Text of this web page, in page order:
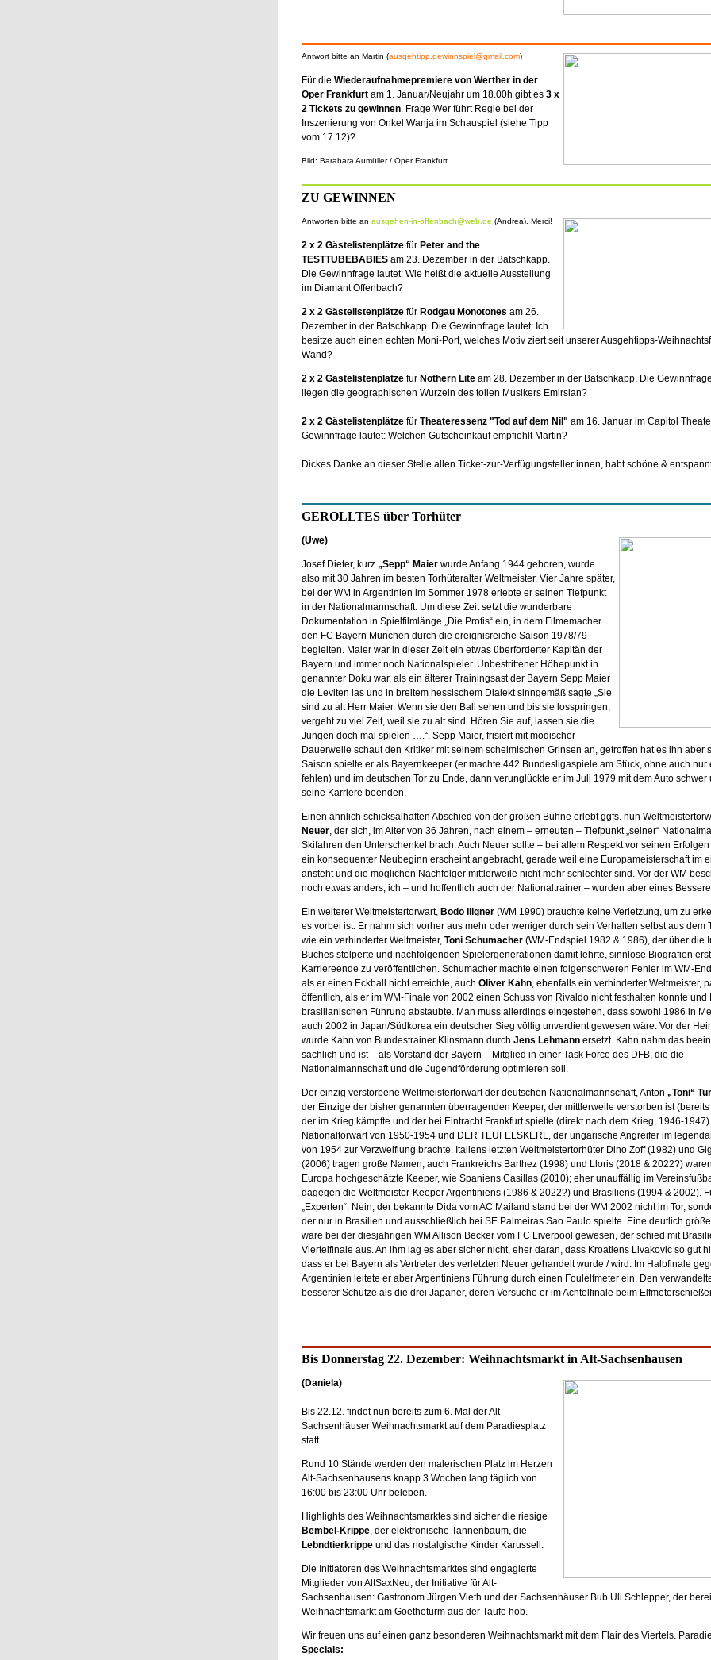
Antwort bitte an Martin (ausgehtipp.gewinnspiel@gmail.com)
Für die Wiederaufnahmepremiere von Werther in der
Oper Frankfurtam 1. Januar/Neujahr um 18.00h gibt es 3 x
2 Tickets zu gewinnen. Frage:Wer führt Regie bei der
Inszenierung von Onkel Wanja im Schauspiel (siehe Tipp
vom 17.12)?
Bild: Barabara Aumüller / Oper Frankfurt
ZU GEWINNEN
Antworten bitte an ausgehen-in-offenbach@web.de (Andrea). Merci!
2 x 2 Gästelistenplätzefür Peter and the
TESTTUBEBABIES am 23. Dezember in der Batschkapp.
Die Gewinnfrage lautet: Wie heißt die aktuelle Ausstellung
im Diamant Offenbach?
2 x 2 Gästelistenplätzefür Rodgau Monotones am 26.
Dezember in der Batschkapp. Die Gewinnfrage lautet: Ich
besitze auch einen echten Moni-Port, welches Motiv ziert seit unserer Ausgehtipps-
Wand?
2 x 2 Gästelistenplätzefür Nothern Lite am 28. Dezember in der Batschkapp. Die
liegen die geographischen Wurzeln des tollen Musikers Emirsian?
2 x 2 Gästelistenplätzefür Theateressenz "Tod auf dem Nil" am 16. Januar im Capitol
Gewinnfrage lautet: Welchen Gutscheinkauf empfiehlt Martin?
Dickes Danke an dieser Stelle allen Ticket-zur-Verfügungsteller:innen, habt schöne &
GEROLLTES über Torhüter
(Uwe)
Josef Dieter, kurz„Sepp“ Maier wurde Anfang 1944 geboren, wurde
also mit 30 Jahren im besten Torhüteralter Weltmeister. Vier Jahre später,
bei der WM in Argentinien im Sommer 1978 erlebte er seinen Tiefpunkt
in der Nationalmannschaft. Um diese Zeit setzt die wunderbare
Dokumentation in Spielfilmlänge „Die Profis“ ein, in dem Filmemacher
den FC Bayern München durch die ereignisreiche Saison 1978/79
begleiten. Maier war in dieser Zeit ein etwas überforderter Kapitän der
Bayern und immer noch Nationalspieler. Unbestrittener Höhepunkt in
genannter Doku war, als ein älterer Trainingsast der Bayern Sepp Maier
die Leviten las und in breitem hessischem Dialekt sinngemäß sagte „Sie
sind zu alt Herr Maier. Wenn sie den Ball sehen und bis sie losspringen,
vergeht zu viel Zeit, weil sie zu alt sind. Hören Sie auf, lassen sie die
Jungen doch mal spielen ….“. Sepp Maier, frisiert mit modischer
Dauerwelle schaut den Kritiker mit seinem schelmischen Grinsen an, getroffen hat es ihn aber
Saison spielte er als Bayernkeeper (er machte 442 Bundesligaspiele am Stück, ohne auch nur
fehlen) und im deutschen Tor zu Ende, dann verunglückte er im Juli 1979 mit dem Auto schwer
seine Karriere beenden.
Einen ähnlich schicksalhaften Abschied von der großen Bühne erlebt ggfs. nun
Neuer, der sich, im Alter von 36 Jahren, nach einem – erneuten – Tiefpunkt „seiner“
Skifahren den Unterschenkel brach. Auch Neuer sollte – bei allem Respekt vor seinen
ein konsequenter Neubeginn erscheint angebracht, gerade weil eine Europameisterschaft im
ansteht und die möglichen Nachfolger mittlerweile nicht mehr schlechter sind. Vor der WM
noch etwas anders, ich – und hoffentlich auch der Nationaltrainer – wurden aber eines
Ein weiterer Weltmeistertorwart, Bodo Illgner(WM 1990) brauchte keine Verletzung, um zu
es vorbei ist. Er nahm sich vorher aus mehr oder weniger durch sein Verhalten selbst aus dem
wie ein verhinderter Weltmeister, Toni Schumacher(WM-Endspiel 1982 & 1986), der über die
Buches stolperte und nachfolgenden Spielergenerationen damit lehrte, sinnlose Biografien
Karriereende zu veröffentlichen. Schumacher machte einen folgenschweren Fehler im WM-
als er einen Eckball nicht erreichte, auch Oliver Kahn, ebenfalls ein verhinderter Weltmeister,
öffentlich, als er im WM-Finale von 2002 einen Schuss von Rivaldo nicht festhalten konnte und
brasilianischen Führung abstaubte. Man muss allerdings eingestehen, dass sowohl 1986 in
auch 2002 in Japan/Südkorea ein deutscher Sieg völlig unverdient gewesen wäre. Vor der
wurde Kahn von Bundestrainer Klinsmann durch Jens Lehmann ersetzt. Kahn nahm das
sachlich und ist – als Vorstand der Bayern – Mitglied in einer Task Force des DFB, die die
Nationalmannschaft und die Jugendförderung optimieren soll.
Der einzig verstorbene Weltmeistertorwart der deutschen Nationalmannschaft, Anton „Toni“
der Einzige der bisher genannten überragenden Keeper, der mittlerweile verstorben ist
der im Krieg kämpfte und der bei Eintracht Frankfurt spielte (direkt nach dem Krieg, 1946-
Nationaltorwart von 1950-1954 und DER TEUFELSKERL, der ungarische Angreifer im
von 1954 zur Verzweiflung brachte. Italiens letzten Weltmeistertorhüter Dino Zoff (1982) und
(2006) tragen große Namen, auch Frankreichs Barthez (1998) und Lloris (2018 & 2022?)
Europa hochgeschätzte Keeper, wie Spaniens Casillas (2010); eher unauffällig im
dagegen die Weltmeister-Keeper Argentiniens (1986 & 2022?) und Brasiliens (1994 & 2002).
„Experten“: Nein, der bekannte Dida vom AC Mailand stand bei der WM 2002 nicht im Tor,
der nur in Brasilien und ausschließlich bei SE Palmeiras Sao Paulo spielte. Eine deutlich
wäre bei der diesjährigen WM Allison Becker vom FC Liverpool gewesen, der schied mit
Viertelfinale aus. An ihm lag es aber sicher nicht, eher daran, dass Kroatiens Livakovic so gut
dass er bei Bayern als Vertreter des verletzten Neuer gehandelt wurde / wird. Im Halbfinale
Argentinien leitete er aber Argentiniens Führung durch einen Foulelfmeter ein. Den
besserer Schütze als die drei Japaner, deren Versuche er im Achtelfinale beim
Bis Donnerstag 22. Dezember: Weihnachtsmarkt in Alt-Sachsenhausen
(Daniela)
Bis 22.12. findet nun bereits zum 6. Mal der Alt-
Sachsenhäuser Weihnachtsmarkt auf dem Paradiesplatz
statt.
Rund 10 Stände werden den malerischen Platz im Herzen
Alt-Sachsenhausens knapp 3 Wochen lang täglich von
16:00 bis 23:00 Uhr beleben.
Highlights des Weihnachtsmarktes sind sicher die riesige
Bembel-Krippe, der elektronische Tannenbaum, die
Lebndtierkrippe und das nostalgische Kinder Karussell.
Die Initiatoren des Weihnachtsmarktes sind engagierte
Mitglieder von AltSaxNeu, der Initiative für Alt-
Sachsenhausen: Gastronom Jürgen Vieth und der Sachsenhäuser Bub Uli Schlepper, der
Weihnachtsmarkt am Goetheturm aus der Taufe hob.
Wir freuen uns auf einen ganz besonderen Weihnachtsmarkt mit dem Flair des Viertels.
Specials: